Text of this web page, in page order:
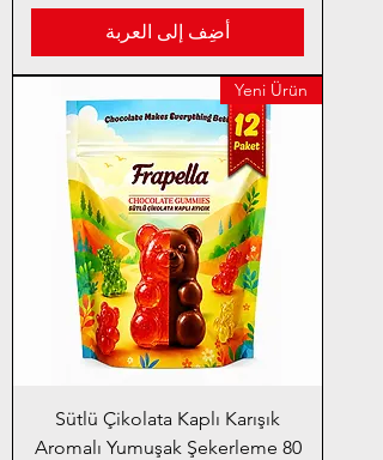
أضِف إلى العربة
Yeni Ürün
Sütlü Çikolata Kaplı Karışık
Aromalı Yumuşak Şekerleme 80